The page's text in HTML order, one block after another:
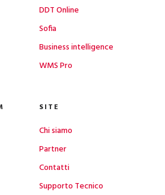
DDT Online
Sofia
Business intelligence
WMS Pro
SITE
Chi siamo
Partner
Contatti
Supporto Tecnico